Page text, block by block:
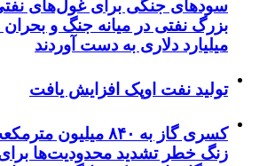
سودهای جنگی برای غول‌های
میلیارد دلاری به دست آوردند
تولید نفت اوپک افزایش یافت
کسری گاز به ۸۴۰
زنگ خطر تشدید محدودیت‌ها برای